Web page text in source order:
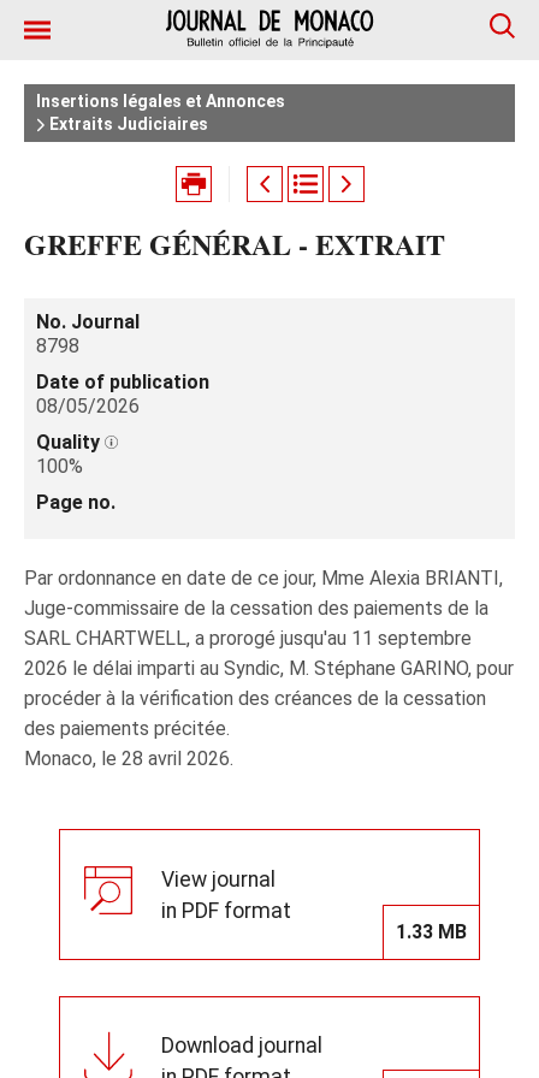
Insertions légales et Annonces
Extraits Judiciaires
GREFFE GÉNÉRAL - EXTRAIT
No. Journal
8798
Date of publication
08/05/2026
Quality
100%
Page no.
Par ordonnance en date de ce jour, Mme Alexia BRIANTI,
Juge‑commissaire de la cessation des paiements de la
SARL CHARTWELL, a prorogé jusqu'au 11 septembre
2026 le délai imparti au Syndic, M. Stéphane GARINO, pour
procéder à la vérification des créances de la cessation
des paiements précitée.
Monaco, le 28 avril 2026.
View journal
in PDF format
1.33 MB
Download journal